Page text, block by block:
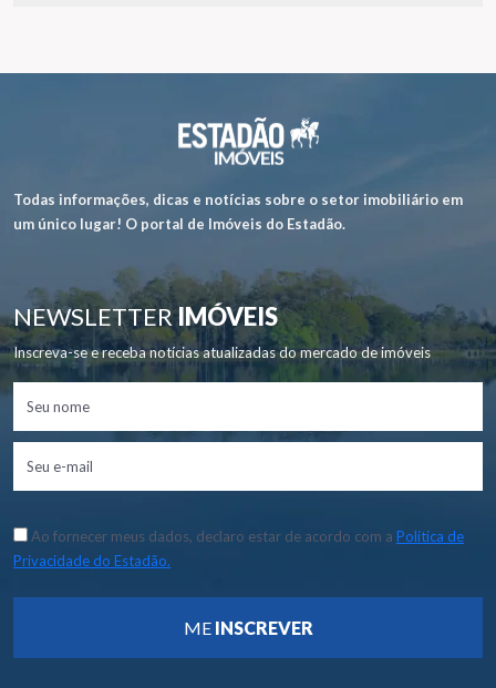
Todas informações, dicas e notícias sobre o setor imobiliário em
um único lugar! O portal de Imóveis do Estadão.
NEWSLETTERIMÓVEIS
Inscreva-se e receba notícias atualizadas do mercado de imóveis
Ao fornecer meus dados, declaro estar de acordo com a Política de
Privacidade do Estadão.
ME INSCREVER